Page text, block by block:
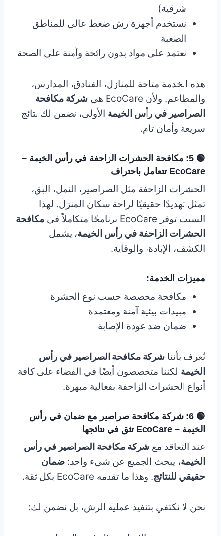
شرقية)
نستخدم أجهزة رش ضغط عالي للمناطق
الصعبة
نعتمد على مواد بدون رائحة وآمنة على الصحة
هذه الخدمة متاحة للمنازل، الفنادق، المدارس،
والمطاعم. ولأن EcoCare هي
شركة مكافحة
الصراصير في رأس الخيمة الأولى، نضمن لك نتائج
سريعة وأمان تام.
🟢 5: مكافحة الحشرات الزاحفة في رأس الخيمة –
EcoCare تتعامل باحتراف
الحشرات الزاحفة مثل الصراصير، النمل، البق،
تمثل تهديدًا حقيقيًا لراحة سكان المنزل. لهذا
السبب توفر EcoCare برنامجًا متكاملاً في
مكافحة
الحشرات الزاحفة في رأس الخيمة، يشمل
الكشف، الإبادة، والوقاية.
مميزات الخدمة:
مكافحة مخصصة حسب نوع الحشرة
مبيدات بيئية آمنة ومعتمدة
ضمان ضد عودة الإصابة
نُعرف بأننا شركة مكافحة الصراصير في رأس
الخيمة لكننا متخصصون أيضًا في القضاء على كافة
أنواع الحشرات الزاحفة بفعالية مبهرة.
🟢 6: شركة مكافحة صراصير مع ضمان في رأس
الخيمة – EcoCare تثق في نتائجها
عند التعاقد مع شركة مكافحة الصراصير في رأس
الخيمة، يبحث الجميع عن شيء واحد: ضمان
حقيقي للنتائج. وهذا ما تقدمه EcoCare بكل ثقة.
نحن لا نكتفي بتنفيذ عملية الرش، بل نضمن لك: